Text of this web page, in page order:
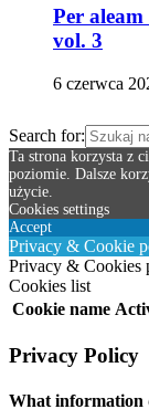
Per
vol. 3
6 czerwca
Search for:
Ta strona korzysta z
poziomie. Dalsze
użycie.
Cookies settings
Accept
Privacy & Cookie
Privacy & Cookies
Cookies list
Cookie name
Privacy Policy
What information